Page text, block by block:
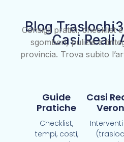
Blog
Casi Reali
Consigli pratici, checklist
sgomberi, pulizie e
provincia. Trova subito
Guide
Pratiche
Checklist,
tempi, costi,
Casi